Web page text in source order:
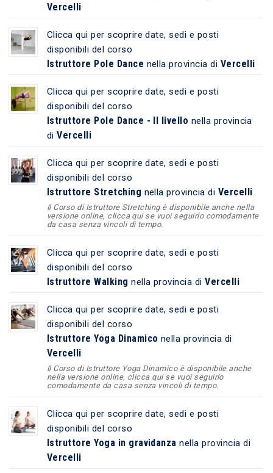
Vercelli
Clicca qui per scoprire date, sedi e posti
disponibili del corso
Istruttore Pole Dance nella provincia di Vercelli
Clicca qui per scoprire date, sedi e posti
disponibili del corso
Istruttore Pole Dance - II livello nella provincia
diVercelli
Clicca qui per scoprire date, sedi e posti
disponibili del corso
Istruttore Stretching nella provincia di Vercelli
Il Corso di Istruttore Stretching è disponibile anche nella
versione online, clicca qui se vuoi seguirlo comodamente
da casa senza vincoli di tempo.
Clicca qui per scoprire date, sedi e posti
disponibili del corso
Istruttore Walking nella provincia diVercelli
Clicca qui per scoprire date, sedi e posti
disponibili del corso
Istruttore Yoga Dinamico nella provincia di
Vercelli
Il Corso di Istruttore Yoga Dinamico è disponibile anche
nella versione online, clicca qui se vuoi seguirlo
comodamente da casa senza vincoli di tempo.
Clicca qui per scoprire date, sedi e posti
disponibili del corso
Istruttore Yoga in gravidanza nella provincia di
Vercelli